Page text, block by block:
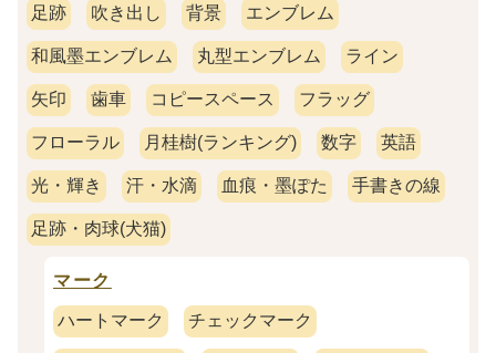
足跡 吹き出し 背景 エンブレム
和風墨エンブレム 丸型エンブレム ライン
矢印 歯車 コピースペース フラッグ
フローラル 月桂樹(ランキング) 数字 英語
光・輝き 汗・水滴 血痕・墨ぽた 手書きの線
足跡・肉球(犬猫)
マーク
ハートマーク チェックマーク